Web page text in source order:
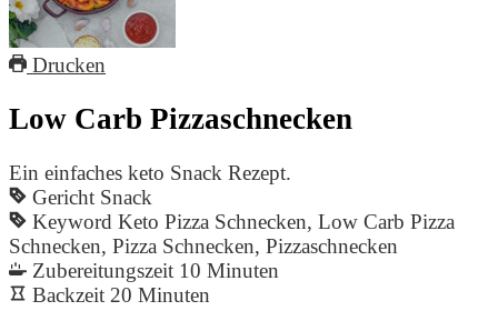
Drucken
Low Carb Pizzaschnecken
Ein einfaches keto Snack Rezept.
Gericht Snack
Keyword Keto Pizza Schnecken, Low Carb Pizza
Schnecken, Pizza Schnecken, Pizzaschnecken
Zubereitungszeit 10 Minuten
Backzeit 20 Minuten